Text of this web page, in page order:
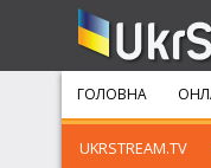
ГОЛОВНА
UKRSTREAM.TV